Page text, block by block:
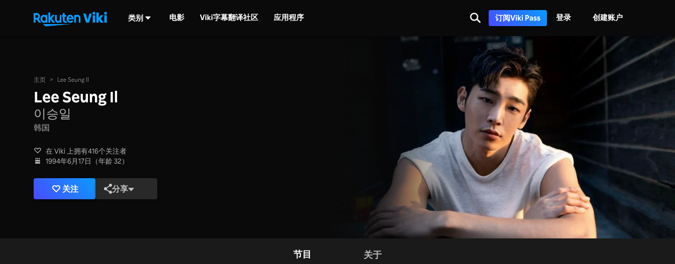
类别 电影 Viki字幕翻译社区 应用程序 订阅Viki Pass 登录 创建账户
主页 > Lee Seung Il
Lee Seung Il
이승일
韩国
在 Viki 上拥有416个关注者
1994年6月17日（年龄 32）
关注 分享
节目 关于